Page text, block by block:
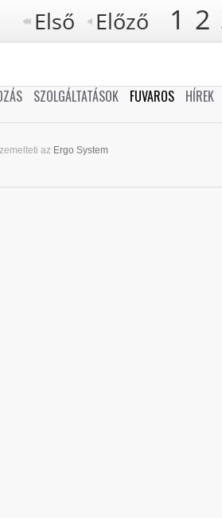
Első Előző 1 2
SZOLGÁLTATÁSOK FUVAROS HÍREK
az Ergo System